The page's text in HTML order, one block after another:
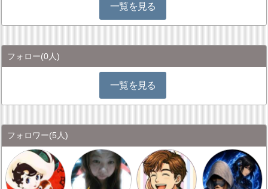
一覧を見る
フォロー(0人)
一覧を見る
フォロワー(5人)